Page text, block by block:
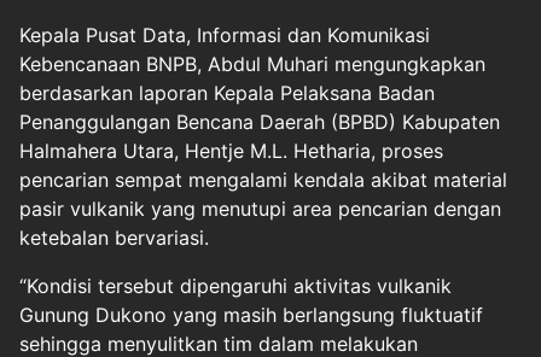
Kepala Pusat Data, Informasi dan Komunikasi
Kebencanaan BNPB, Abdul Muhari mengungkapkan
berdasarkan laporan Kepala Pelaksana Badan
Penanggulangan Bencana Daerah (BPBD) Kabupaten
Halmahera Utara, Hentje M.L. Hetharia, proses
pencarian sempat mengalami kendala akibat material
pasir vulkanik yang menutupi area pencarian dengan
ketebalan bervariasi.
“Kondisi tersebut dipengaruhi aktivitas vulkanik
Gunung Dukono yang masih berlangsung fluktuatif
sehingga menyulitkan tim dalam melakukan